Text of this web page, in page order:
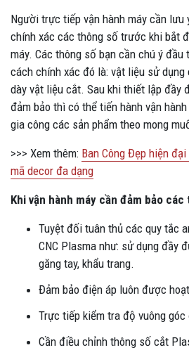
Người trực tiếp vận hành máy cần lưu
chính xác các thông số trước khi bắt
máy. Các thông số bạn cần chú ý
cách chính xác đó là: vật liệu sử dụng
dày vật liệu cắt. Sau khi thiết lập đầy
đảm bảo thì có thể tiến hành vận
gia công các sản phẩm theo mong
>>> Xem thêm: Ban Công Đẹp hiện
mã decor đa dạng
Khi vận hành máy cần đảm bảo
Tuyệt đối tuân thủ các quy tắc
CNC Plasma như: sử dụng đầy
găng tay, khẩu trang.
Đảm bảo điện áp luôn được
Trực tiếp kiểm tra độ vuông
Cần điều chỉnh thông số cắt